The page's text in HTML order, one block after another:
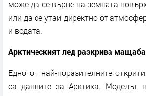
може да се върне на земната
или да се утаи директно от
и водата.
Арктическият лед разкрива
Едно от най-поразителните
са данните за Арктика. Моделът